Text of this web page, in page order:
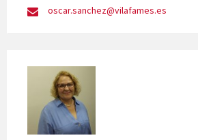
oscar.sanchez@vilafames.es